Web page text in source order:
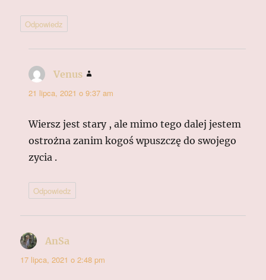
Odpowiedz
Venus
21 lipca, 2021 o 9:37 am
Wiersz jest stary , ale mimo tego dalej jestem
ostrożna zanim kogoś wpuszczę do swojego
zycia .
Odpowiedz
AnSa
17 lipca, 2021 o 2:48 pm